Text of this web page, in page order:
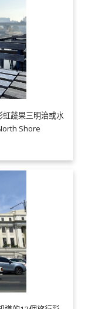
蔬果三明治或水
Shore